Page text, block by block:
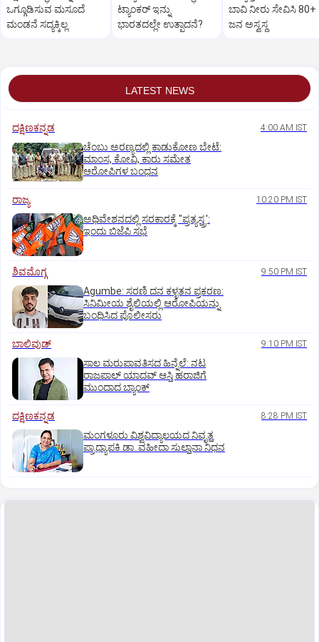
ಒಗ್ಗೂಡಿಸುವ ಮಸೂದೆ
ಮಂಡನೆ ಸದ್ಯಕ್ಕಿಲ್ಲ
ಟ್ಯಾಂಕರ್‌ ಇನ್ನು
ಭಾರತದಲ್ಲೇ ಉತ್ಪಾದನೆ?
ಬಾವಿ ನೀರು ಸೇವಿಸಿ 80+
ಜನ ಅಸ್ವಸ್ಥ
LATEST NEWS
ದಕ್ಷಿಣಕನ್ನಡ 4:00 AM IST
ಚೆಂಬು ಅರಣ್ಯದಲ್ಲಿ ಕಾಡುಕೋಣ ಬೇಟೆ:
ಮಾಂಸ, ಕೋವಿ, ಕಾರು ಸಮೇತ
ಆರೋಪಿಗಳ ಬಂಧನ
ರಾಜ್ಯ 10:20 PM IST
ಅಧಿವೇಶನದಲ್ಲಿ ಸರಕಾರಕ್ಕೆ "ಪ್ರತ್ಯಸ್ತ್ರ':
ಇಂದು ಬಿಜೆಪಿ ಸಭೆ
ಶಿವಮೊಗ್ಗ 9:50 PM IST
Agumbe: ಸರಣಿ ದನ ಕಳ್ಳತನ ಪ್ರಕರಣ:
ಸಿನಿಮೀಯ ಶೈಲಿಯಲ್ಲಿ ಆರೋಪಿಯನ್ನು
ಬಂಧಿಸಿದ ಪೊಲೀಸರು
ಬಾಲಿವುಡ್‌ 9:10 PM IST
ಸಾಲ ಮರುಪಾವತಿಸದ ಹಿನ್ನೆಲೆ: ನಟ
ರಾಜಪಾಲ್ ಯಾದವ್‌ ಆಸ್ತಿ ಹರಾಜಿಗೆ
ಮುಂದಾದ ಬ್ಯಾಂಕ್
ದಕ್ಷಿಣಕನ್ನಡ 8:28 PM IST
ಮಂಗಳೂರು ವಿಶ್ವವಿದ್ಯಾಲಯದ ನಿವೃತ್ತ
ಪ್ರಾಧ್ಯಾಪಕಿ ಡಾ. ವಹೀದಾ ಸುಲ್ತಾನಾ ನಿಧನ